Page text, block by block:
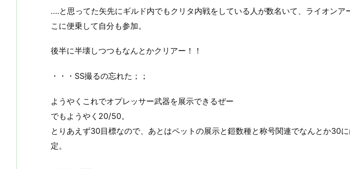
….と思ってた矢先にギルド内でもクリタ内戦をしている人が数名いて、ライオンア
こに便乗して自分も参加。
後半に半壊しつつもなんとかクリアー！！
・・・SS撮るの忘れた；；
ようやくこれでオプレッサー武器を展示できるぜー
でもようやく20/50。
とりあえず30目標なので、あとはペットの展示と鎧数種と称号関連でなんとか30
定。